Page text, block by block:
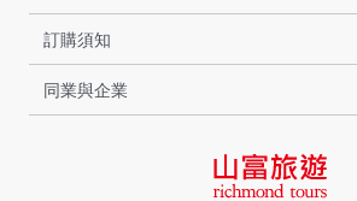
訂購須知
同業與企業